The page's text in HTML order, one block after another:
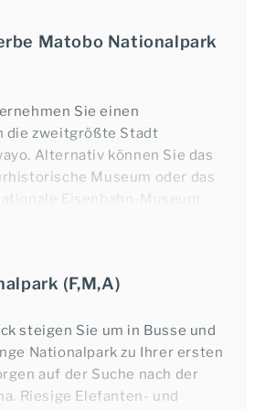
Staat Simbabwe seinen
Ihr Zug wieder auf Sie und
Matobo Nationalpark
Sie einen
die zweitgrößte Stadt
Alternativ können Sie das
Museum oder das
Eisenbahn-Museum
Nationalpark (übersetzt:
seinen Namen den glatt
Felsrücken, auf denen
Sie den malerischen
View, an dem sich Cecil
des britischen Imperialismus,
Namensgeber von
(F,M,A)
steigen Sie um in Busse und
Nationalpark zu Ihrer ersten
auf der Suche nach der
Riesige Elefanten- und
Beratung.
Ramona Gack